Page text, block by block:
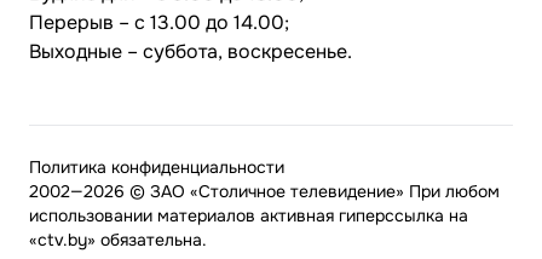
Перерыв – с 13.00 до 14.00;
Выходные – суббота, воскресенье.
2002—2026 © ЗАО «Столичное телевидение» При любом
использовании материалов активная гиперссылка на
«ctv.by» обязательна.
Политика конфиденциальности